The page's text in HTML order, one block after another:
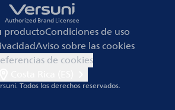
Authorized Brand Licensee
productoCondiciones de uso
Aviso sobre las cookies
de cookies
Todos los derechos reservados.